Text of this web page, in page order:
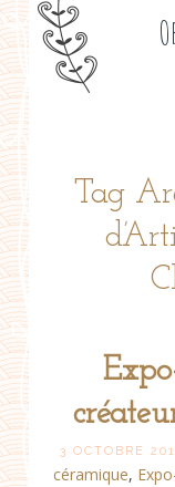
Tag
3 OCTOBRE
céramique,